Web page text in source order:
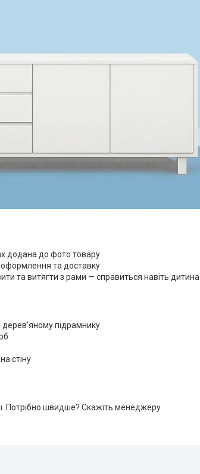
додана до фото товару
та доставку
та витягти з рами — справиться навіть дитина
дерев'яному підрамнику
стіну
Потрібно швидше? Скажіть менеджеру